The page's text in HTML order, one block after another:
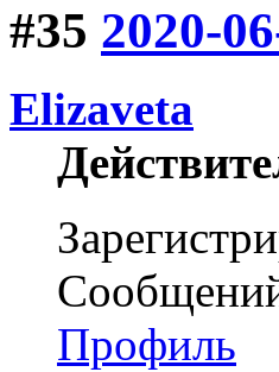
#35 2020-
Elizaveta
Профиль